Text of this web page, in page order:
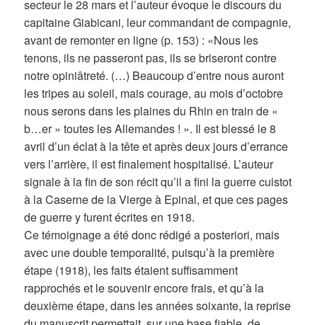
secteur le 28 mars et l’auteur évoque le discours du
capitaine Giabicani, leur commandant de compagnie,
avant de remonter en ligne (p. 153) : «Nous les
tenons, ils ne passeront pas, ils se briseront contre
notre opiniâtreté. (…) Beaucoup d’entre nous auront
les tripes au soleil, mais courage, au mois d’octobre
nous serons dans les plaines du Rhin en train de «
b…er » toutes les Allemandes ! ». Il est blessé le 8
avril d’un éclat à la tête et après deux jours d’errance
vers l’arrière, il est finalement hospitalisé. L’auteur
signale à la fin de son récit qu’il a fini la guerre cuistot
à la Caserne de la Vierge à Epinal, et que ces pages
de guerre y furent écrites en 1918.
Ce témoignage a été donc rédigé a posteriori, mais
avec une double temporalité, puisqu’à la première
étape (1918), les faits étaient suffisamment
rapprochés et le souvenir encore frais, et qu’à la
deuxième étape, dans les années soixante, la reprise